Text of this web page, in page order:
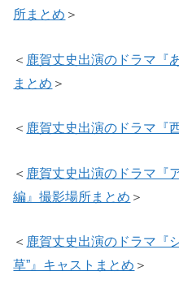
所まとめ ＞
＜ 鹿賀丈史出演のドラマ『
まとめ ＞
＜ 鹿賀丈史出演のドラマ『
＜ 鹿賀丈史出演のドラマ『
編』撮影場所まとめ ＞
＜ 鹿賀丈史出演のドラマ『
草”』キャストまとめ ＞